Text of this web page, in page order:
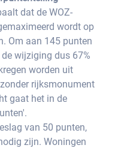
dat de WOZ-
wordt op
Om aan 145 punten
wijziging dus 67%
worden uit
rijksmonument
gaat het in de
van 50 punten,
zijn. Woningen